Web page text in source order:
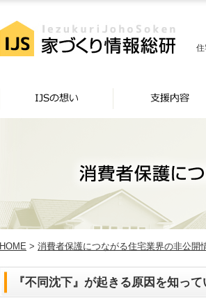
HOME > 消費者保護につながる住宅業界の非公開
『不同沈下』が起きる原因を知って